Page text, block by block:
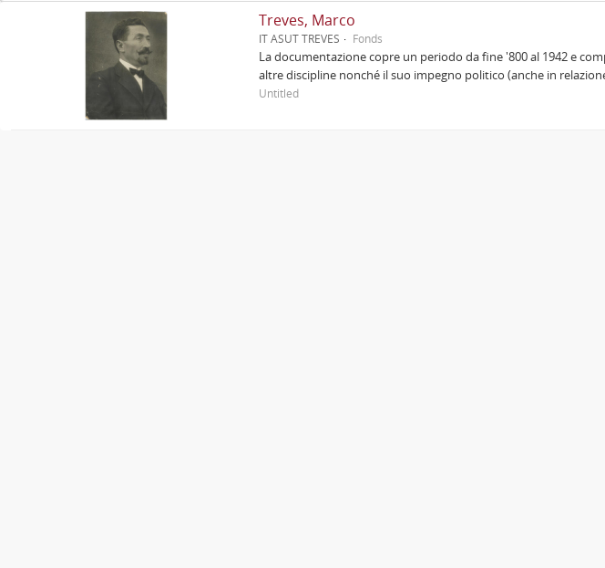
Treves, Marco
IT ASUT TREVES Fonds
La documentazione copre un periodo da fine '800 al 1942 e
altre discipline nonché il suo impegno politico (anche in
Untitled